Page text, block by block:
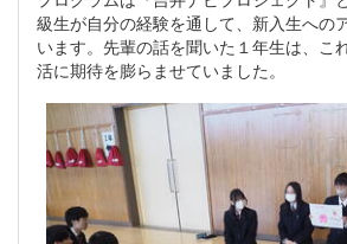
級生が自分の経験を通して、新入生への
います。先輩の話を聞いた１年生は、こ
活に期待を膨らませていました。